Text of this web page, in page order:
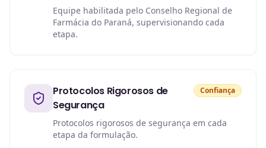
Equipe habilitada pelo Conselho Regional de
Farmácia do Paraná, supervisionando cada
etapa.
Protocolos Rigorosos de
Segurança
Confiança
Protocolos rigorosos de segurança em cada
etapa da formulação.